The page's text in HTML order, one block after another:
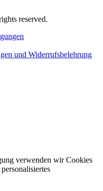
reserved.
und Widerrufsbelehrung
verwenden wir Cookies